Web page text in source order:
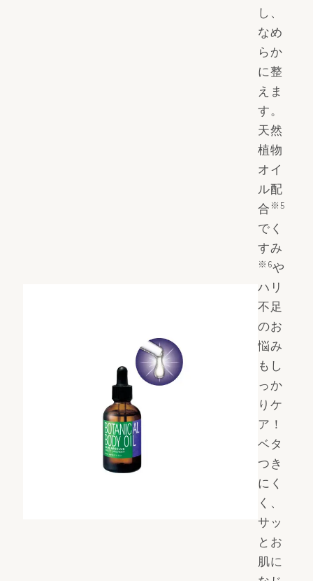
し、
なめ
らか
に整
えま
す。
天然
植物
オイ
ル配
合 ※5
でく
すみ
※6や
ハリ
不足
のお
悩み
もし
っか
りケ
ア！
ベタ
つき
にく
く、
サッ
とお
肌に